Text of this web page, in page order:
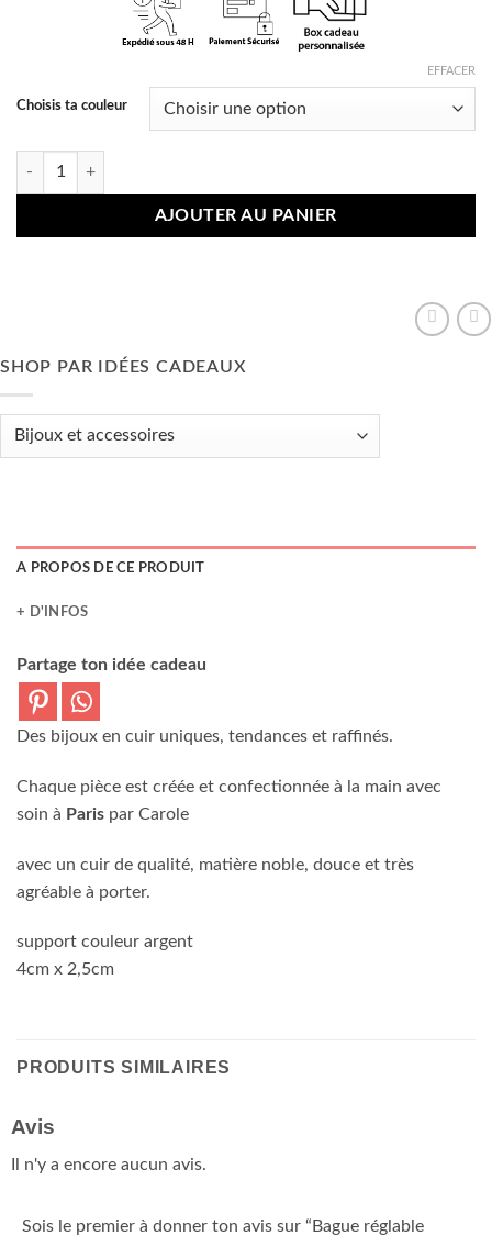
Choisis ta couleur
EFFACER
quantité de Bague réglable nœud en cuir véritable, 2 choix de couleur-
AJOUTER AU PANIER
SHOP PAR IDÉES CADEAUX
A PROPOS DE CE PRODUIT
+ D'INFOS
Partage ton idée cadeau
Des bijoux en cuir uniques, tendances et raffinés.
Chaque pièce est créée et confectionnée à la main avec
soin à Paris par Carole
avec un cuir de qualité, matière noble, douce et très
agréable à porter.
support couleur argent
4cm x 2,5cm
PRODUITS SIMILAIRES
Avis
Il n'y a encore aucun avis.
Sois le premier à donner ton avis sur “Bague réglable